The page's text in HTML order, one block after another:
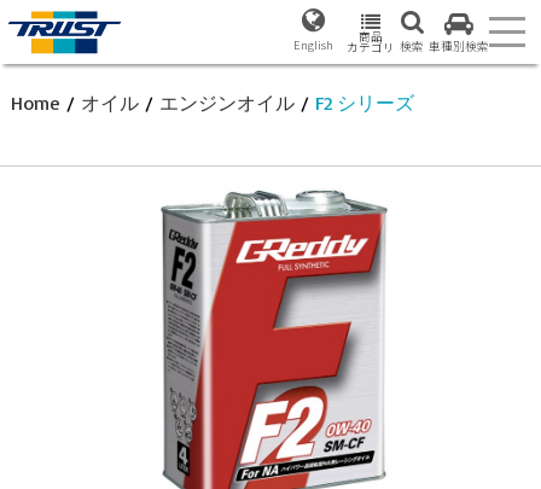
English 商品
カテゴリ 検索 車種別検索
Home / オイル/ エンジンオイル/ F2 シリーズ